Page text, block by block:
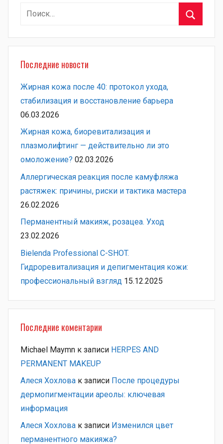
Найти:
Последние новости
Жирная кожа после 40: протокол ухода,
стабилизация и восстановление барьера
06.03.2026
Жирная кожа, биоревитализация и
плазмолифтинг — действительно ли это
омоложение? 02.03.2026
Аллергическая реакция после камуфляжа
растяжек: причины, риски и тактика мастера
26.02.2026
Перманентный макияж, розацеа. Уход
23.02.2026
Bielenda Professional C-SHOT.
Гидроревитализация и депигментация кожи:
профессиональный взгляд 15.12.2025
Последние коментарии
Michael Maymn к записи HERPES AND
PERMANENT MAKEUP
Алеся Хохлова к записи После процедуры
дермопигментации ареолы: ключевая
информация
Алеся Хохлова к записи Изменился цвет
перманентного макияжа?